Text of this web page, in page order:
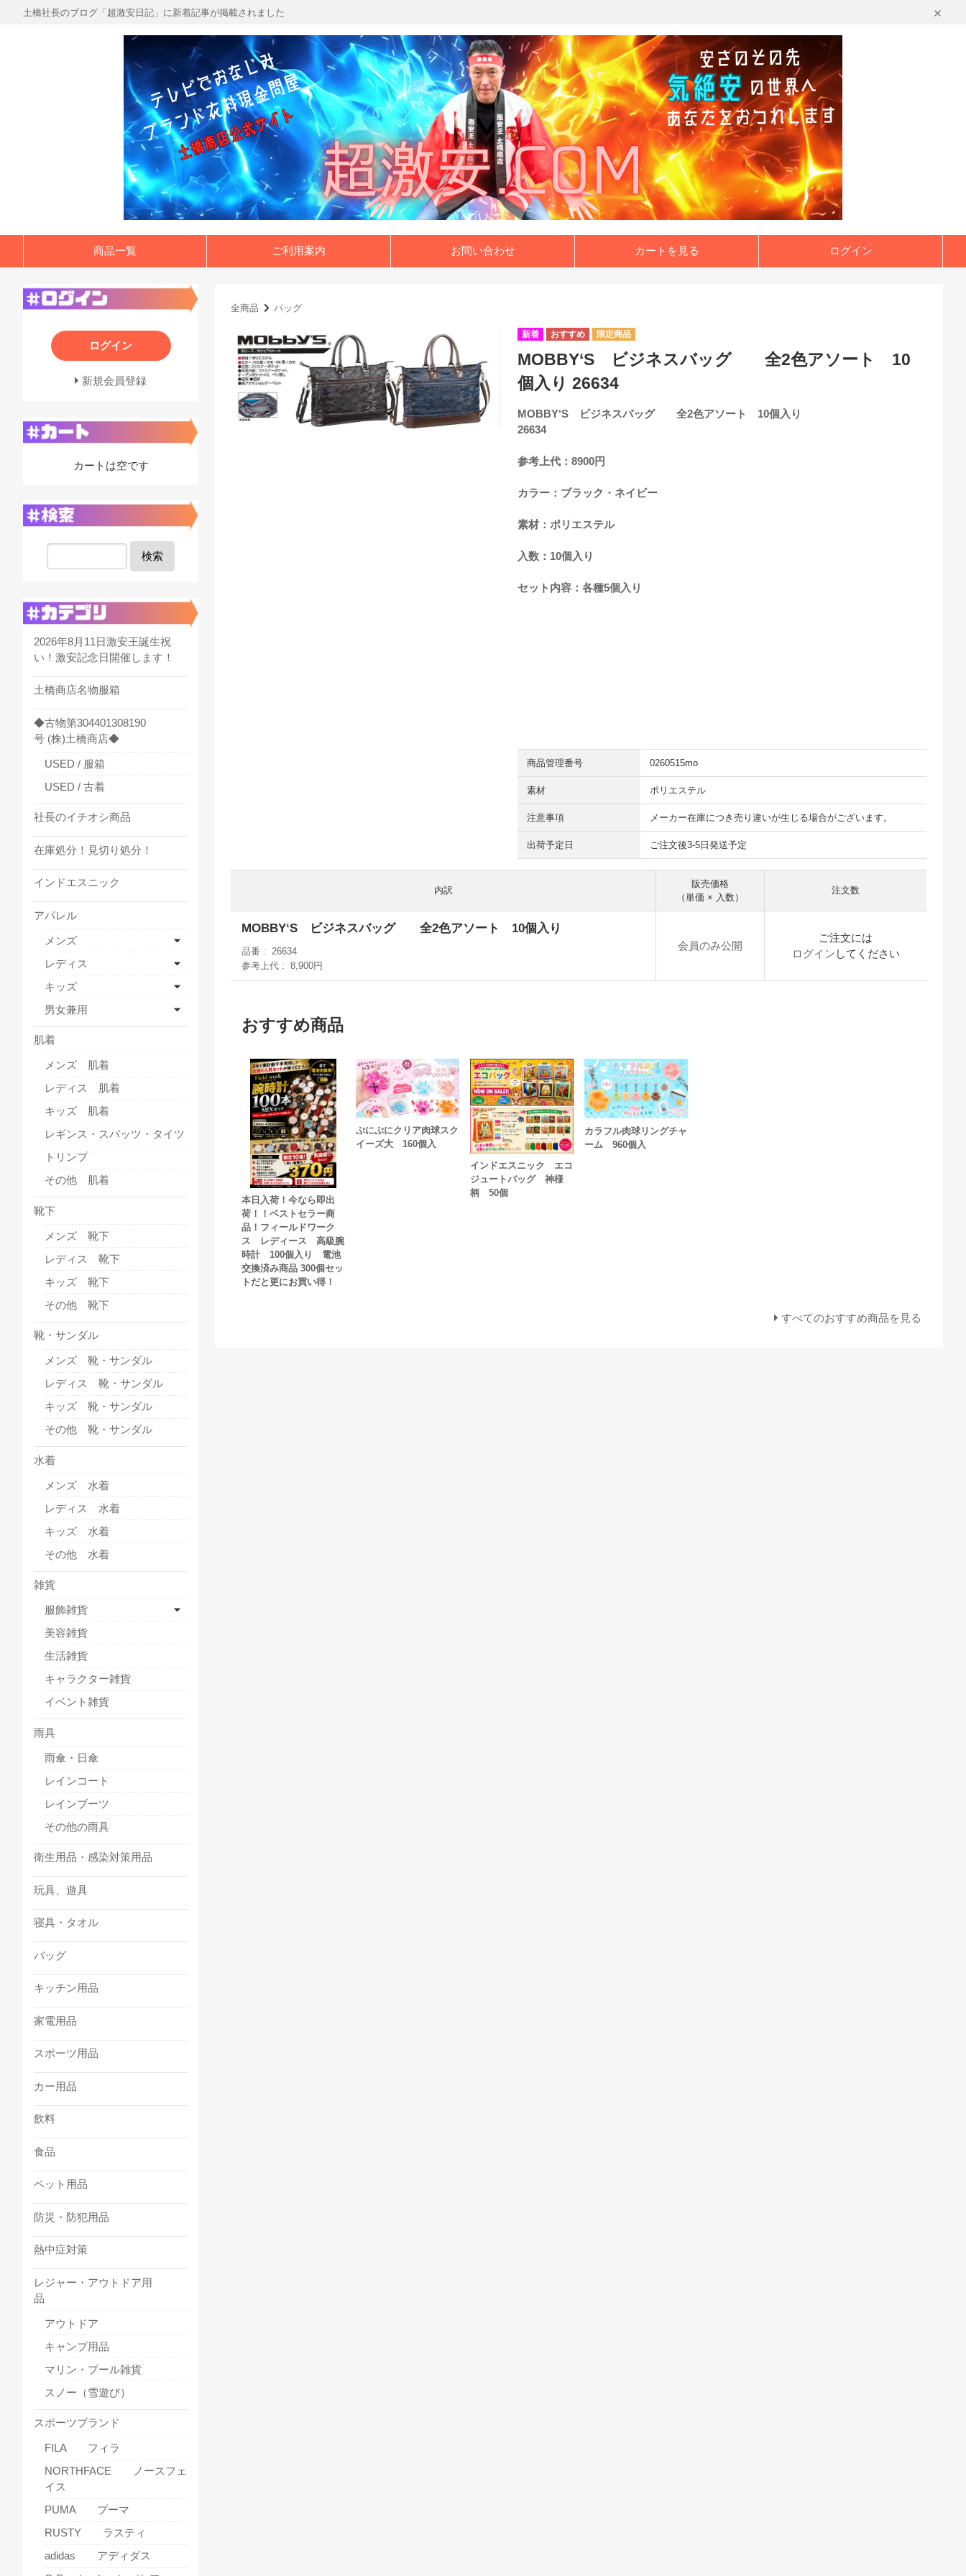
土橋社長のブログ「超激安日記」に新着記事が掲載されました
商品一覧 ご利用案内 お問い合わせ カートを見る ログイン
全商品 バッグ
MOBBY‘S ビジネスバッグ 全2色アソート 10
個入り 26634
MOBBY‘S ビジネスバッグ 全2色アソート 10個入り
26634
参考上代：8900円
カラー：ブラック・ネイビー
素材：ポリエステル
入数：10個入り
セット内容：各種5個入り
商品管理番号 0260515mo
素材 ポリエステル
注意事項 メーカー在庫につき売り違いが生じる場合がございます。
出荷予定日 ご注文後3-5日発送予定
内訳
販売価格
（単価 × 入数）
注文数
MOBBY‘S ビジネスバッグ 全2色アソート 10個入り
品番
26634
参考上代
8,900円
会員のみ公開
ご注文には
ログイン してください
おすすめ商品
本日入荷！今なら即出
荷！！ベストセラー商
品！フィールドワーク
ス レディース 高級腕
時計 100個入り 電池
交換済み商品 300個セッ
トだと更にお買い得！
ぷにぷにクリア肉球スク
イーズ大 160個入
インドエスニック エコ
ジュートバッグ 神様
柄 50個
カラフル肉球リングチャ
ーム 960個入
すべてのおすすめ商品を見る
ログイン
新規会員登録
カートは空です
検索
2026年8月11日激安王誕生祝
い！激安記念日開催します！
土橋商店名物服箱
◆古物第304401308190
号 (株)土橋商店◆
USED / 服箱
USED / 古着
社長のイチオシ商品
在庫処分！見切り処分！
インドエスニック
アパレル
メンズ
レディス
キッズ
男女兼用
肌着
メンズ 肌着
レディス 肌着
キッズ 肌着
レギンス・スパッツ・タイツ
トリンプ
その他 肌着
靴下
メンズ 靴下
レディス 靴下
キッズ 靴下
その他 靴下
靴・サンダル
メンズ 靴・サンダル
レディス 靴・サンダル
キッズ 靴・サンダル
その他 靴・サンダル
水着
メンズ 水着
レディス 水着
キッズ 水着
その他 水着
雑貨
服飾雑貨
美容雑貨
生活雑貨
キャラクター雑貨
イベント雑貨
雨具
雨傘・日傘
レインコート
レインブーツ
その他の雨具
衛生用品・感染対策用品
玩具、遊具
寝具・タオル
バッグ
キッチン用品
家電用品
スポーツ用品
カー用品
飲料
食品
ペット用品
防災・防犯用品
熱中症対策
レジャー・アウトドア用
品
アウトドア
キャンプ用品
マリン・プール雑貨
スノー（雪遊び）
スポーツブランド
FILA フィラ
NORTHFACE ノースフェ
イス
PUMA プーマ
RUSTY ラスティ
adidas アディダス